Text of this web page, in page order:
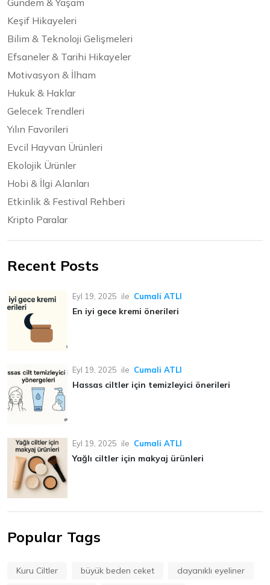
Gündem & Yaşam
Keşif Hikayeleri
Bilim & Teknoloji Gelişmeleri
Efsaneler & Tarihi Hikayeler
Motivasyon & İlham
Hukuk & Haklar
Gelecek Trendleri
Yılın Favorileri
Evcil Hayvan Ürünleri
Ekolojik Ürünler
Hobi & İlgi Alanları
Etkinlik & Festival Rehberi
Kripto Paralar
Recent Posts
Eyl 19, 2025 ile Cumali ATLI
En iyi gece kremi önerileri
Eyl 19, 2025 ile Cumali ATLI
Hassas ciltler için temizleyici önerileri
Eyl 19, 2025 ile Cumali ATLI
Yağlı ciltler için makyaj ürünleri
Popular Tags
Kuru Ciltler büyük beden ceket
dayanıklı eyeliner